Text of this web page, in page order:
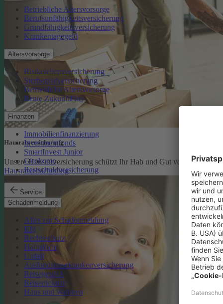
Betriebliche Altersvorsorge
Berufsunfähigkeitsversicherung
Grundfähigkeitsversicherung
Krankentagegeld
Altersvorsorge
Risikolebensversicherung
Sterbegeldversicherung
Betriebliche Altersvorsorge
Rente ZukunftPlus
Finanzen
Immobilienfinanzierung
Investmentfonds
SmartInvest Junior
Girokonto
Restschuldversicherung
Service
Schadenmeldung
Alles zur Schadenmeldung
Kfz
Rechtsschutz
Haftpflicht
Unfall
Auslandsreisekrankenversicherung
Reisegepäck
Reiserücktritt
Haus und Wohnen
Hausratversicherung
Unsere Hausratversicherung schützt Ihr Hab und Gut vor den
Hausratversicherung